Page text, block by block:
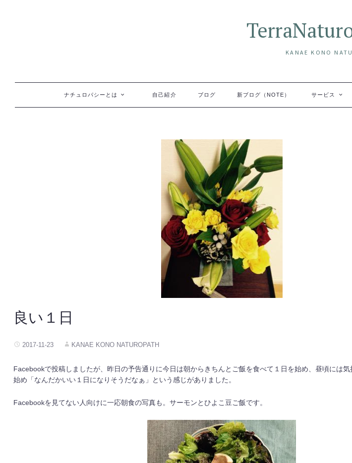
KANAE KONO
コンテンツへ移動ナチュロパシーとは 自己紹介 ブログ 新ブログ（NOTE） サービス
良い１日
2017-11-23 KANAE KONO NATUROPATH
Facebookで投稿しましたが、昨日の予告通りに今日は朝からきちんとご飯を食べて１日を始め、昼頃には気
始め「なんだかいい１日になりそうだなぁ」という感じがありました。
Facebookを見てない人向けに一応朝食の写真も。サーモンとひよこ豆ご飯です。